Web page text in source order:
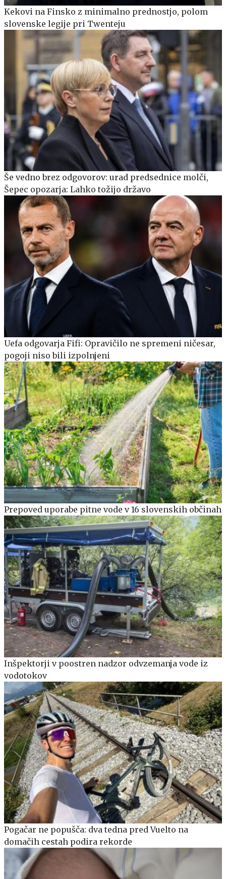
Kekovi na Finsko z minimalno prednostjo, polom
slovenske legije pri Twenteju
Še vedno brez odgovorov: urad predsednice molči,
Šepec opozarja: Lahko tožijo državo
Uefa odgovarja Fifi: Opravičilo ne spremeni ničesar,
pogoji niso bili izpolnjeni
Prepoved uporabe pitne vode v 16 slovenskih občinah
Inšpektorji v poostren nadzor odvzemanja vode iz
vodotokov
Pogačar ne popušča: dva tedna pred Vuelto na
domačih cestah podira rekorde